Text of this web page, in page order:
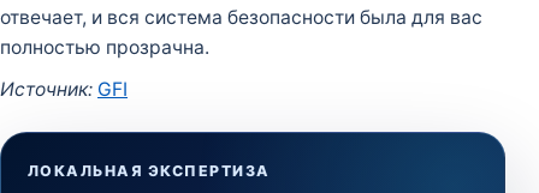
отвечает, и вся система безопасности была для вас
полностью прозрачна.
Источник: GFI
ЛОКАЛЬНАЯ ЭКСПЕРТИЗА